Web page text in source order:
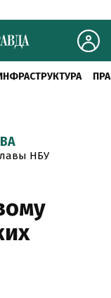
НБУ